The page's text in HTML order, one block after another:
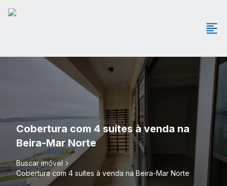
Cobertura com 4 suítes à venda na
Beira-Mar Norte
Buscar imóvel
Cobertura com 4 suítes à venda na Beira-Mar Norte